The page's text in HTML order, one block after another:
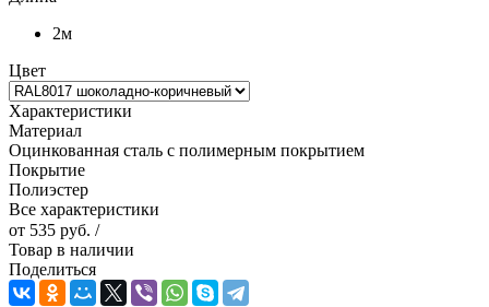
2м
Цвет
Характеристики
Материал
Оцинкованная сталь с полимерным покрытием
Покрытие
Полиэстер
Все характеристики
от 535 руб. /
Товар в наличии
Поделиться